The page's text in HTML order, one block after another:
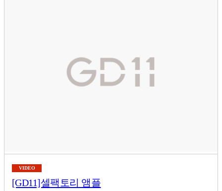
VIDEO
[GD11]셀팩토리 앰플